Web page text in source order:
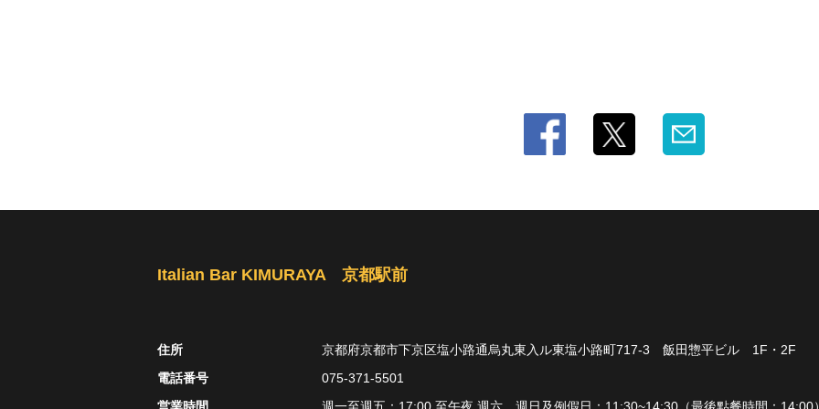
Italian Bar KIMURAYA 京都駅前
住所
京都府京都市下京区塩小路通烏丸東入ル東塩小路町717-3 飯田惣平ビル 1F・2F
電話番号
075-371-5501